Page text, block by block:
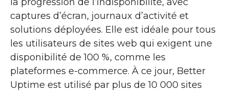
captures d’écran, journaux d’activité et
solutions déployées. Elle est idéale pour tous
les utilisateurs de sites web qui exigent une
disponibilité de 100 %, comme les
plateformes e-commerce. À ce jour, Better
Uptime est utilisé par plus de 10 000 sites